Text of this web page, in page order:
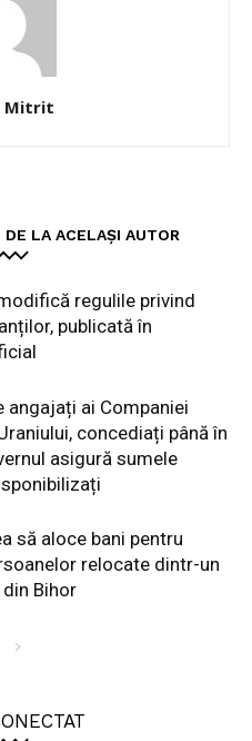
Mitrit
DE LA ACELAȘI AUTOR
regulile privind
publicată în
angajați ai Companiei
concediați până în
asigură sumele
să aloce bani pentru
relocate dintr-un
Bihor